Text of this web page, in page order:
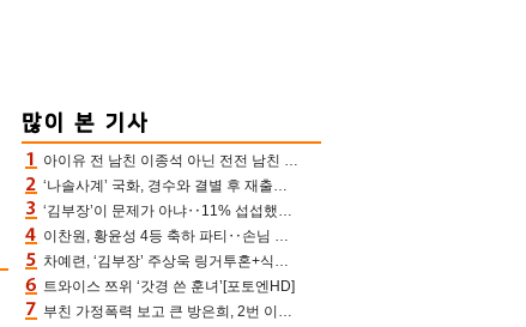
아이유 전 남친 이종석 아닌 전전 남친 장기하 소환 ‘별일 없이 산다’ 선곡…46장에 꾹 눌러 담은 근황
‘나솔사계’ 국화, 경수와 결별 후 재출연…첫인상 3표 몰표
‘김부장’이 문제가 아냐‥11% 섭섭했던 ‘재벌X형사2’ 돈·빽 총동원해 컴백 [TV보고서]
이찬원, 황윤성 4등 축하 파티‥손님 모으려 블랙핑크 지수와 친한 척(편스토랑)[어제TV]
차예련, ‘김부장’ 주상욱 링거투혼+식스팩 비화 “옷 벗는데 아저씨는 안 된다고”(차장금)
트와이스 쯔위 ‘갓경 쓴 훈녀’[포토엔HD]
부친 가정폭력 보고 큰 방은희, 2번 이혼 후 잠수→母 고독사에 자책(특종세상)[어제TV]